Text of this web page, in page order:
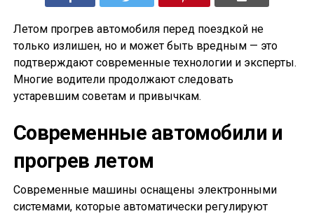
Летом прогрев автомобиля перед поездкой не
только излишен, но и может быть вредным — это
подтверждают современные технологии и эксперты.
Многие водители продолжают следовать
устаревшим советам и привычкам.
Современные автомобили и
прогрев летом
Современные машины оснащены электронными
системами, которые автоматически регулируют